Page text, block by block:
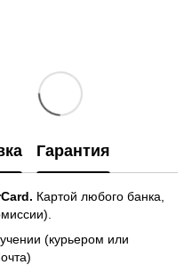
Гарантия
Картой любого банка,
(курьером или